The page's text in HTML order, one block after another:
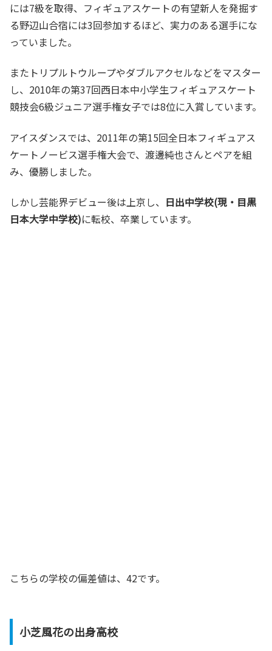
には7級を取得、フィギュアスケートの有望新人を発掘す
る野辺山合宿には3回参加するほど、実力のある選手にな
っていました。
またトリプルトウループやダブルアクセルなどをマスター
し、2010年の第37回西日本中小学生フィギュアスケート
競技会6級ジュニア選手権女子では8位に入賞しています。
アイスダンスでは、2011年の第15回全日本フィギュアス
ケートノービス選手権大会で、渡邊純也さんとペアを組
み、優勝しました。
しかし芸能界デビュー後は上京し、 日出中学校(現・目黒
日本大学中学校)に転校、卒業しています。
こちらの学校の偏差値は、42です。
小芝風花の出身高校